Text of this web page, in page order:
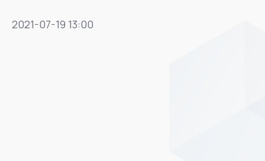
2021-07-19 13:00